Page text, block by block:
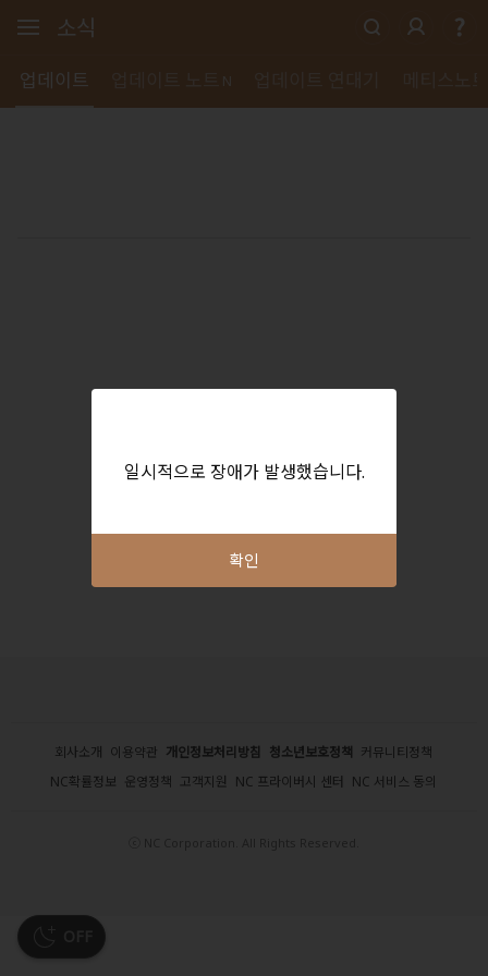
소식
업데이트 N
회사소개 이용약관 개인정보처리방침 청소년보호정책 커뮤니티정책
NC확률정보 운영정책 고객지원 NC 프라이버시 센터 NC 서비스 동의
일시적으로 장애가 발생했습니다.
확인